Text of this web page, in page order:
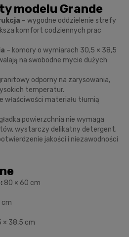
modelu Grande
– wygodne oddzielenie strefy
komfort codziennych prac
– komory o wymiarach 30,5 × 38,5
na swobodne mycie dużych
odporny na zarysowania,
temperatur.
właściwości materiału tłumią
powierzchnia nie wymaga
wystarczy delikatny detergent.
jakości i niezawodności
80 × 60 cm
cm
× 38,5 cm